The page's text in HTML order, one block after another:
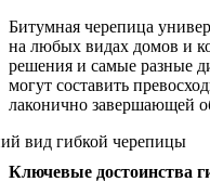
Битумная черепица
на любых видах домов и
решения и самые разные
могут составить
лаконично завершающей
Ключевые достоинства